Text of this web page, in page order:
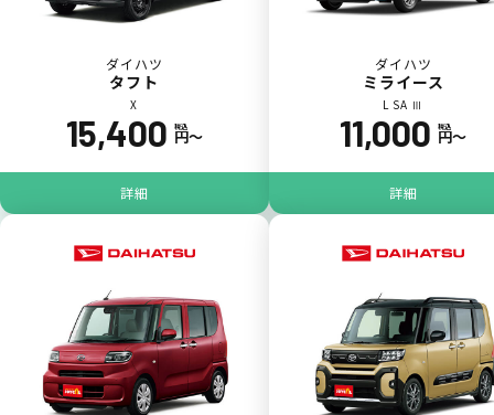
5
ジョイカル たすカッター3
ダイハツ
タフト
X
15,400 税込
円〜
詳細
ダイハツ
ミライース
L SA Ⅲ
11,000 税込
円〜
詳細